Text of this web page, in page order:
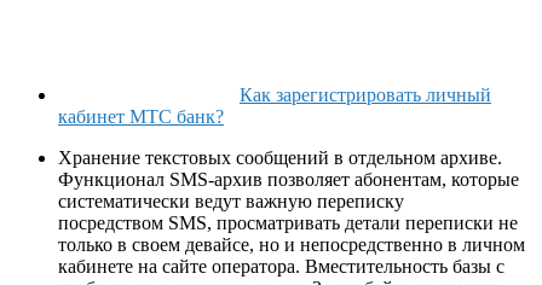
Как зарегистрировать личный
кабинет МТС банк?
Хранение текстовых сообщений в отдельном архиве.
Функционал SMS-архив позволяет абонентам, которые
систематически ведут важную переписку
посредством SMS, просматривать детали переписки не
только в своем девайсе, но и непосредственно в личном
кабинете на сайте оператора. Вместительность базы с